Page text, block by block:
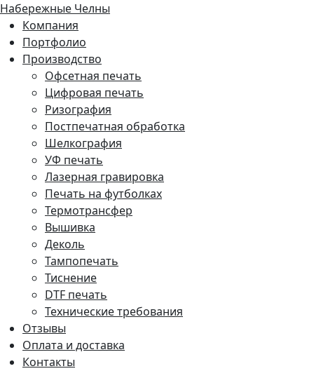
Набережные Челны
Компания
Портфолио
Производство
Офсетная печать
Цифровая печать
Ризография
Постпечатная обработка
Шелкография
УФ печать
Лазерная гравировка
Печать на футболках
Термотрансфер
Вышивка
Деколь
Тампопечать
Тиснение
DTF печать
Технические требования
Отзывы
Оплата и доставка
Контакты